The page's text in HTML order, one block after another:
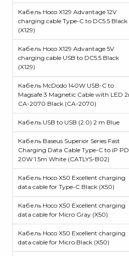
Кабель Hoco X129 Advantage 12V
charging cable Type-C to DC5.5 Black
(X129)
Кабель Hoco X129 Advantage 5V
charging cable USB to DC5.5 Black
(X129)
Кабель McDodo 140W USB-C to
Magsafe 3 Magnetic Cable with LED
CA-2070 Black (CA-2070)
Кабель USB to USB (2.0) 2 m Blue
Кабель Baseus Superior Series Fast
Charging Data Cable Type-C to iP PD
20W 1.5m White (CATLYS-B02)
Кабель Hoco X50 Excellent charging
data cable for Type-C Black (X50)
Кабель Hoco X50 Excellent charging
data cable for Micro Gray (X50)
Кабель Hoco X50 Excellent charging
data cable for Micro Black (X50)